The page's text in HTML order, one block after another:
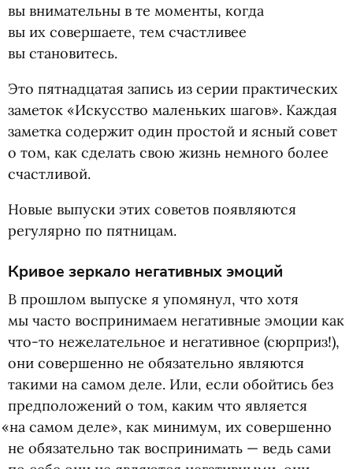
вы внимательны в те моменты, когда
вы их совершаете, тем счастливее
вы становитесь.
Это пятнадцатая запись из серии практических
заметок «Искусство маленьких шагов». Каждая
заметка содержит один простой и ясный совет
о том, как сделать свою жизнь немного более
счастливой.
Новые выпуски этих советов появляются
регулярно по пятницам.
Кривое зеркало негативных эмоций
В прошлом выпуске я упомянул, что хотя
мы часто воспринимаем негативные эмоции как
что-то нежелательное и негативное (сюрприз!),
они совершенно не обязательно являются
такими на самом деле. Или, если обойтись без
предположений о том, каким что является
«на самом деле», как минимум, их совершенно
не обязательно так воспринимать — ведь сами